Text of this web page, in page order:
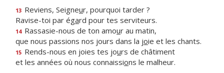
13 Reviens, Seigneur, pourquoi tarder ?
Ravise-toi par égard pour tes serviteurs.
14 Rassasie-nous de ton amour au matin,
que nous passions nos jours dans la joie et les chants.
15 Rends-nous en joies tes jours de châtiment
et les années où nous connaissions le malheur.